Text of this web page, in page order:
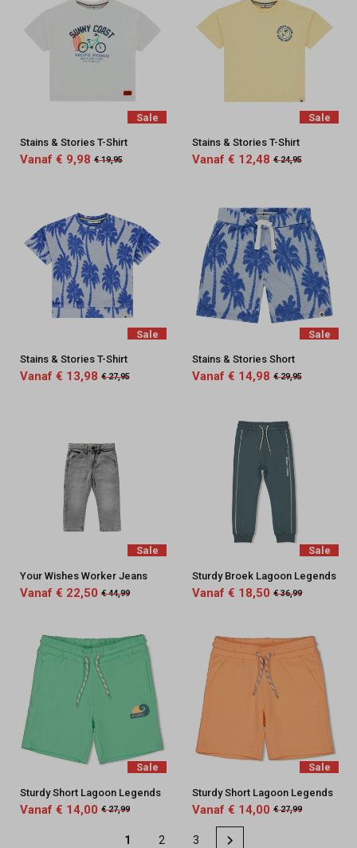
Sale
Stains & Stories T-Shirt
Vanaf € 9,98 € 19,95
Sale
Stains & Stories T-Shirt
Vanaf € 12,48 € 24,95
Sale
Stains & Stories T-Shirt
Vanaf € 13,98 € 27,95
Sale
Stains & Stories Short
Vanaf € 14,98 € 29,95
Sale
Your Wishes Worker Jeans
Vanaf € 22,50 € 44,99
Sale
Sturdy Broek Lagoon Legends
Vanaf € 18,50 € 36,99
Sale
Sturdy Short Lagoon Legends
Vanaf € 14,00 € 27,99
Sale
Sturdy Short Lagoon Legends
Vanaf € 14,00 € 27,99
1 2 3